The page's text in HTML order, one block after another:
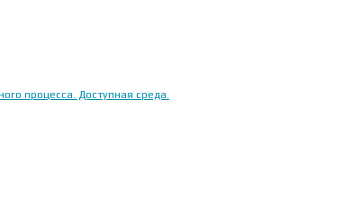
процесса. Доступная среда.